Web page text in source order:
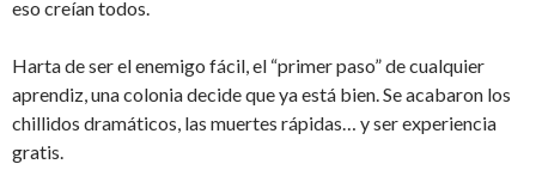
eso creían todos.
Harta de ser el enemigo fácil, el “primer paso” de cualquier
aprendiz, una colonia decide que ya está bien. Se acabaron los
chillidos dramáticos, las muertes rápidas… y ser experiencia
gratis.